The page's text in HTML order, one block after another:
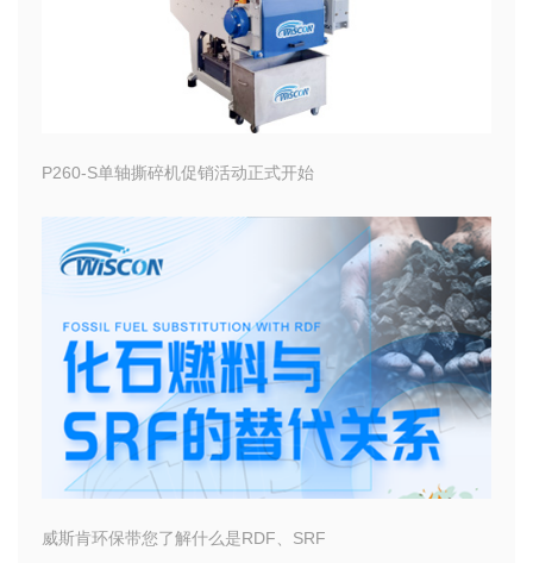
P260-S单轴撕碎机促销活动正式开始
威斯肯环保带您了解什么是RDF、SRF